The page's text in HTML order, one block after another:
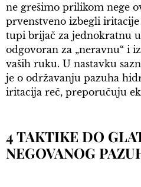
ne grešimo prilikom nege
prvenstveno izbegli
tupi brijač za jednokratnu
odgovoran za „neravnu“ i
vaših ruku. U nastavku
je o održavanju pazuha
iritacija reč, preporučuju
4 TAKTIKE DO
NEGOVANOG